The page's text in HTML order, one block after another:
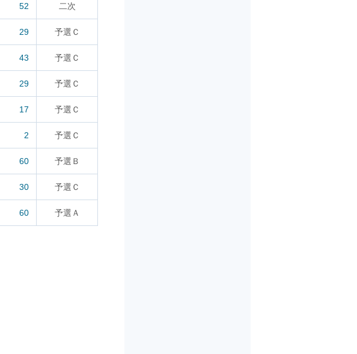
52 二次
29 予選Ｃ
43 予選Ｃ
29 予選Ｃ
17 予選Ｃ
2 予選Ｃ
60 予選Ｂ
30 予選Ｃ
60 予選Ａ